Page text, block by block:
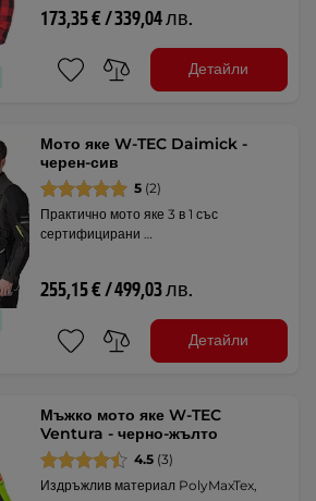
173,35 € / 339,04 лв.
Детайли
Мото яке W-TEC Daimick -
черен-сив
5 (2)
Практично мото яке 3 в 1 със
сертифицирани …
255,15 € / 499,03 лв.
Детайли
Мъжко мото яке W-TEC
Ventura - черно-жълто
4.5 (3)
Издръжлив материал PolyMaxTex,